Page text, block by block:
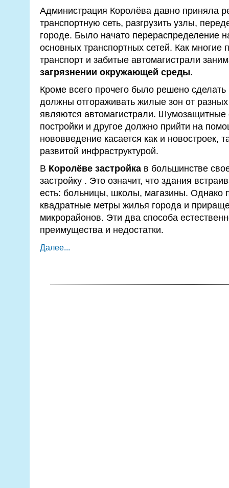
Администрация Королёва давно приняла
транспортную сеть, разгрузить узлы,
городе. Было начато перераспределение
основных транспортных сетей. Как многие
транспорт и забитые автомагистрали
загрязнении окружающей среды.
Кроме всего прочего было решено
должны отгораживать жилые зон от
являются автомагистрали. Шумозащитные
постройки и другое должно прийти на
нововведение касается как и новостроек,
развитой инфраструктурой.
В Королёве застройкав большинстве
застройку . Это означит, что здания
есть: больницы, школы, магазины. Однако
квадратные метры жилья города и
микрорайонов. Эти два способа
преимущества и недостатки.
Далее...